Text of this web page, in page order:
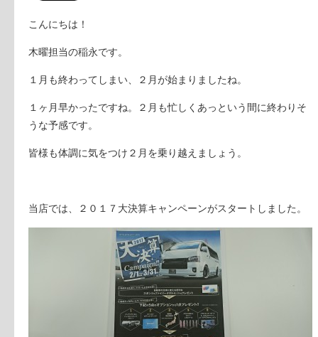
こんにちは！
木曜担当の稲永です。
１月も終わってしまい、２月が始まりましたね。
１ヶ月早かったですね。２月も忙しくあっという間に終わりそ
うな予感です。
皆様も体調に気をつけ２月を乗り越えましょう。
当店では、２０１７大決算キャンペーンがスタートしました。